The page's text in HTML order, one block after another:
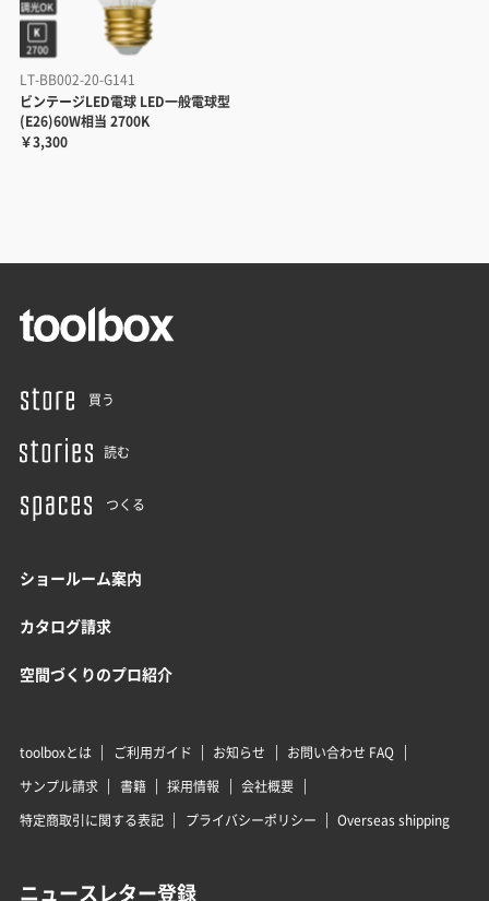
LT-BB002-20-G141
ビンテージLED電球 LED一般電球型
(E26)60W相当 2700K
￥3,300
買う
読む
つくる
ショールーム案内
カタログ請求
空間づくりのプロ紹介
toolboxとは ご利用ガイド お知らせ
お問い合わせ FAQ
サンプル請求
書籍 採用情報
会社概要
特定商取引に関する表記
プライバシーポリシー Overseas shipping